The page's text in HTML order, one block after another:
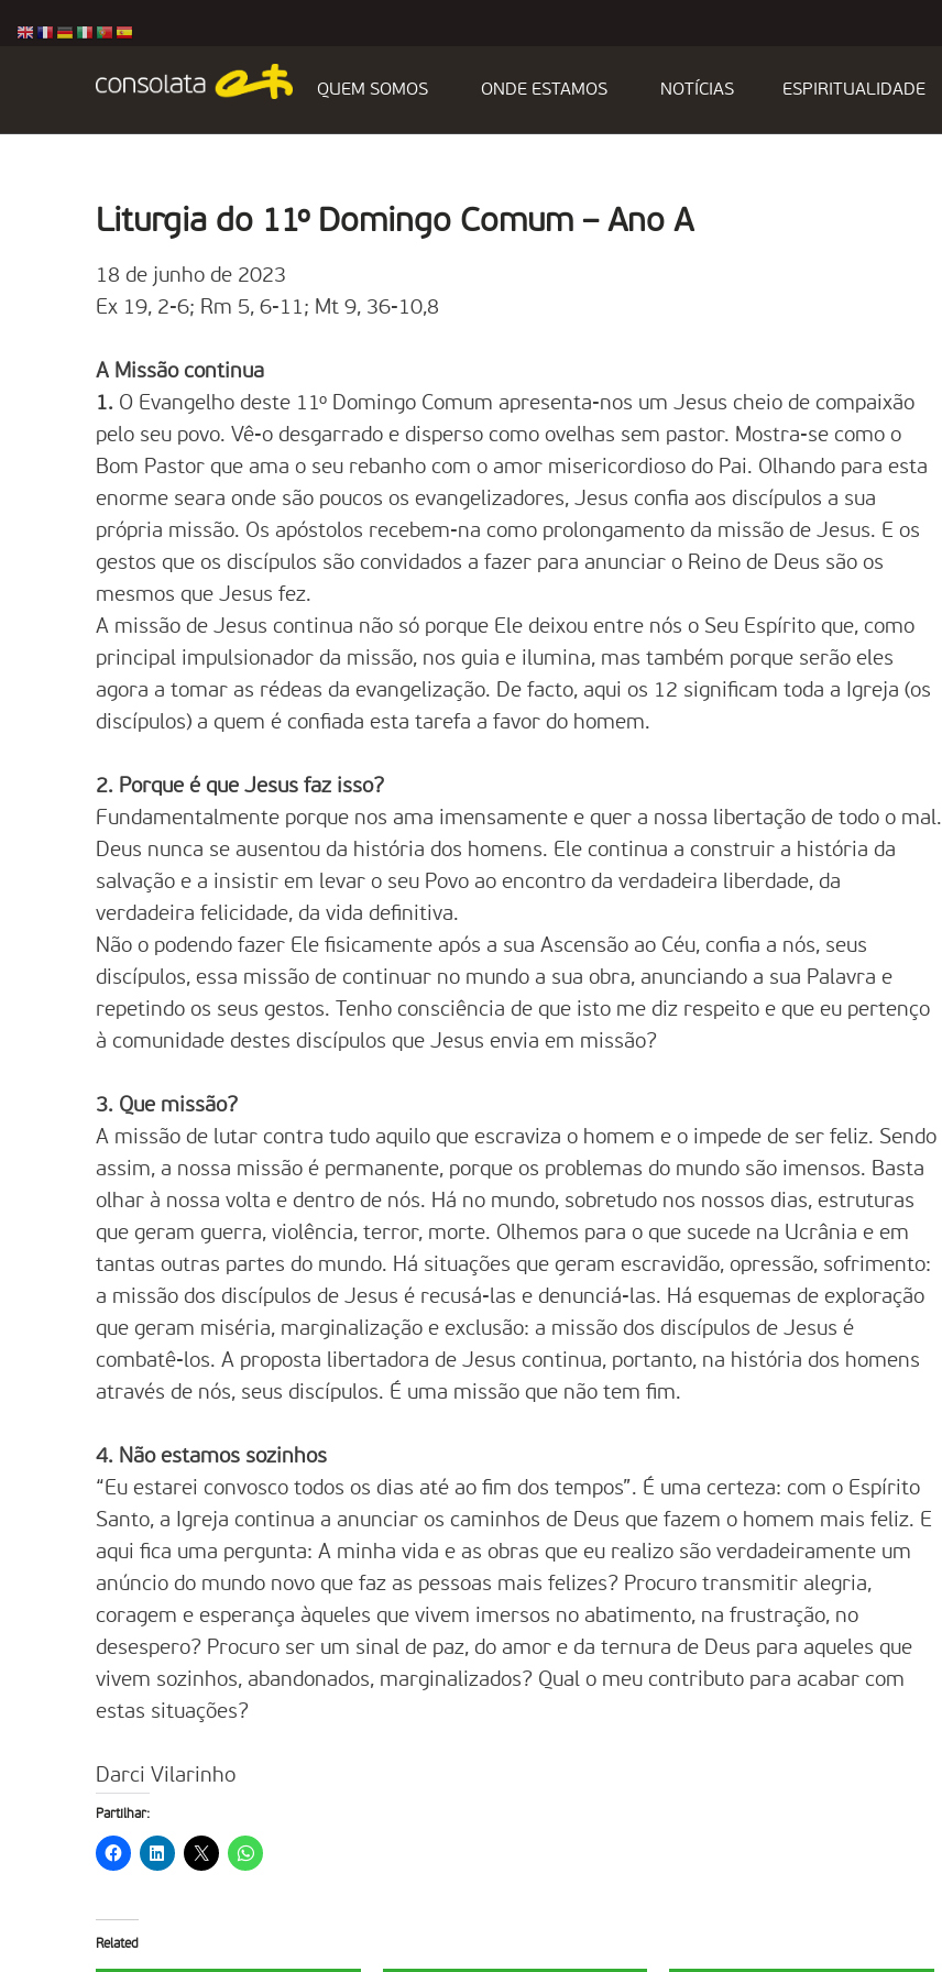
QUEM SOMOS ONDE ESTAMOS NOTÍCIAS ESPIRITUALIDADE
Liturgia do 11º Domingo Comum – Ano A
18 de junho de 2023
Ex 19, 2-6; Rm 5, 6-11; Mt 9, 36-10,8
A Missão continua
1. O Evangelho deste 11º Domingo Comum apresenta-nos um Jesus cheio de compaixão
pelo seu povo. Vê-o desgarrado e disperso como ovelhas sem pastor. Mostra-se como o
Bom Pastor que ama o seu rebanho com o amor misericordioso do Pai. Olhando para esta
enorme seara onde são poucos os evangelizadores, Jesus confia aos discípulos a sua
própria missão. Os apóstolos recebem-na como prolongamento da missão de Jesus. E os
gestos que os discípulos são convidados a fazer para anunciar o Reino de Deus são os
mesmos que Jesus fez.
A missão de Jesus continua não só porque Ele deixou entre nós o Seu Espírito que, como
principal impulsionador da missão, nos guia e ilumina, mas também porque serão eles
agora a tomar as rédeas da evangelização. De facto, aqui os 12 significam toda a Igreja (os
discípulos) a quem é confiada esta tarefa a favor do homem.
2. Porque é que Jesus faz isso?
Fundamentalmente porque nos ama imensamente e quer a nossa libertação de todo o mal.
Deus nunca se ausentou da história dos homens. Ele continua a construir a história da
salvação e a insistir em levar o seu Povo ao encontro da verdadeira liberdade, da
verdadeira felicidade, da vida definitiva.
Não o podendo fazer Ele fisicamente após a sua Ascensão ao Céu, confia a nós, seus
discípulos, essa missão de continuar no mundo a sua obra, anunciando a sua Palavra e
repetindo os seus gestos. Tenho consciência de que isto me diz respeito e que eu pertenço
à comunidade destes discípulos que Jesus envia em missão?
3. Que missão?
A missão de lutar contra tudo aquilo que escraviza o homem e o impede de ser feliz. Sendo
assim, a nossa missão é permanente, porque os problemas do mundo são imensos. Basta
olhar à nossa volta e dentro de nós. Há no mundo, sobretudo nos nossos dias, estruturas
que geram guerra, violência, terror, morte. Olhemos para o que sucede na Ucrânia e em
tantas outras partes do mundo. Há situações que geram escravidão, opressão, sofrimento:
a missão dos discípulos de Jesus é recusá-las e denunciá-las. Há esquemas de exploração
que geram miséria, marginalização e exclusão: a missão dos discípulos de Jesus é
combatê-los. A proposta libertadora de Jesus continua, portanto, na história dos homens
através de nós, seus discípulos. É uma missão que não tem fim.
4. Não estamos sozinhos
“Eu estarei convosco todos os dias até ao fim dos tempos”. É uma certeza: com o Espírito
Santo, a Igreja continua a anunciar os caminhos de Deus que fazem o homem mais feliz. E
aqui fica uma pergunta: A minha vida e as obras que eu realizo são verdadeiramente um
anúncio do mundo novo que faz as pessoas mais felizes? Procuro transmitir alegria,
coragem e esperança àqueles que vivem imersos no abatimento, na frustração, no
desespero? Procuro ser um sinal de paz, do amor e da ternura de Deus para aqueles que
vivem sozinhos, abandonados, marginalizados? Qual o meu contributo para acabar com
estas situações?
Darci Vilarinho
Partilhar:
Related